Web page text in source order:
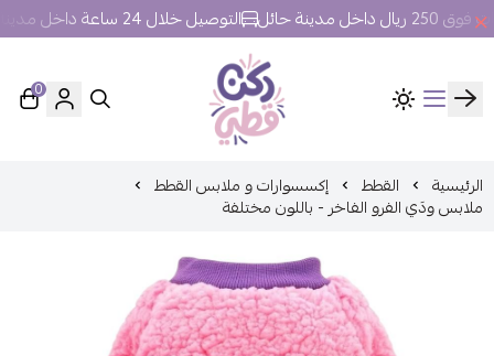
مدينة حائل التوصيل خلال 24 ساعة داخل مدينة حائل.
ركن قطي
0
الرئيسية القطط إكسسوارات و ملابس القطط
ملابس ودَي الفرو الفاخر - باللون مختلفة